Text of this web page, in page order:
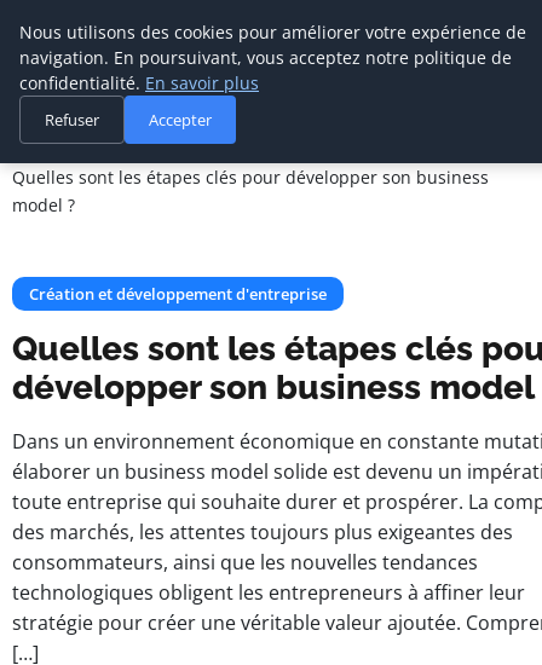
Cabinet De
Management De
Transition
Accueil
Création et développement d'entreprise
Quelles sont les étapes clés pour développer son business
model ?
Création et développement d'entreprise
Quelles sont les étapes clés
développer son business model
Dans un environnement économique en constante
élaborer un business model solide est devenu un
toute entreprise qui souhaite durer et prospérer. La
des marchés, les attentes toujours plus exigeantes des
consommateurs, ainsi que les nouvelles tendances
technologiques obligent les entrepreneurs à affiner leur
stratégie pour créer une véritable valeur ajoutée.
[…]
Nous utilisons des cookies pour améliorer votre expérience de
navigation. En poursuivant, vous acceptez notre politique de
confidentialité. En savoir plus
Refuser Accepter